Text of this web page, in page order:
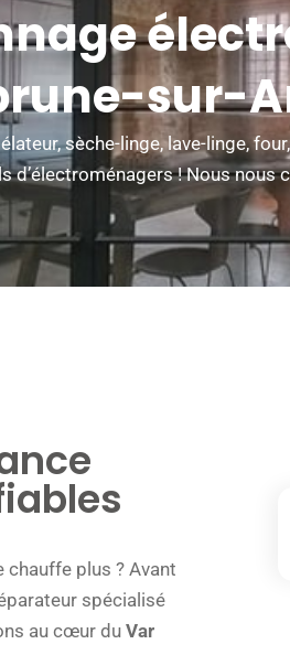
sur-
sèche-linge, lave-linge,
d’électroménagers ! Nous nous
plus ? Avant
spécialisé
au cœur du Var